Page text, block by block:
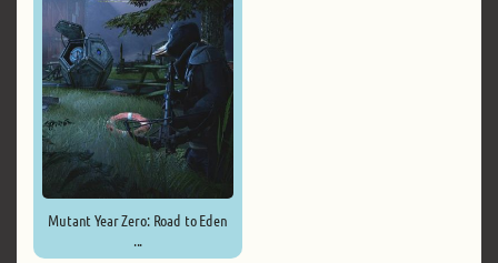
Mutant Year Zero: Road to Eden
...